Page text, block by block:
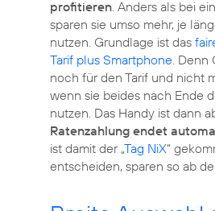
profitieren. Anders als bei
sparen sie umso mehr, je
nutzen. Grundlage ist das
Tarif plus Smartphone. Denn
noch für den Tarif und nicht
wenn sie beides nach Ende
nutzen. Das Handy ist dann
Ratenzahlung endet
ist damit der „Tag NiX“
entscheiden, sparen so ab